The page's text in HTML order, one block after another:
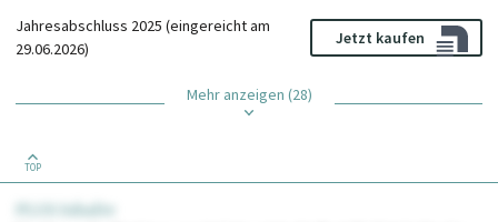
Jahresabschluss 2025 (eingereicht am
29.06.2026)
Jetzt kaufen
Mehr anzeigen (28)
TOP
PLUS Inhalte